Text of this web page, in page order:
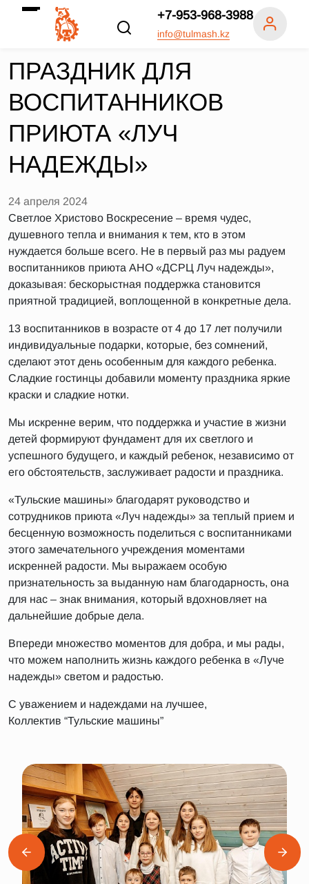
+7-953-968-3988
info@tulmash.kz
ПРАЗДНИК ДЛЯ
ВОСПИТАННИКОВ
ПРИЮТА «ЛУЧ
НАДЕЖДЫ»
24 апреля 2024
Светлое Христово Воскресение – время чудес,
душевного тепла и внимания к тем, кто в этом
нуждается больше всего. Не в первый раз мы радуем
воспитанников приюта АНО «ДСРЦ Луч надежды»,
доказывая: бескорыстная поддержка становится
приятной традицией, воплощенной в конкретные дела.
13 воспитанников в возрасте от 4 до 17 лет получили
индивидуальные подарки, которые, без сомнений,
сделают этот день особенным для каждого ребенка.
Сладкие гостинцы добавили моменту праздника яркие
краски и сладкие нотки.
Мы искренне верим, что поддержка и участие в жизни
детей формируют фундамент для их светлого и
успешного будущего, и каждый ребенок, независимо от
его обстоятельств, заслуживает радости и праздника.
«Тульские машины» благодарят руководство и
сотрудников приюта «Луч надежды» за теплый прием и
бесценную возможность поделиться с воспитанниками
этого замечательного учреждения моментами
искренней радости. Мы выражаем особую
признательность за выданную нам благодарность, она
для нас – знак внимания, который вдохновляет на
дальнейшие добрые дела.
Впереди множество моментов для добра, и мы рады,
что можем наполнить жизнь каждого ребенка в «Луче
надежды» светом и радостью.
С уважением и надеждами на лучшее,
Коллектив “Тульские машины”